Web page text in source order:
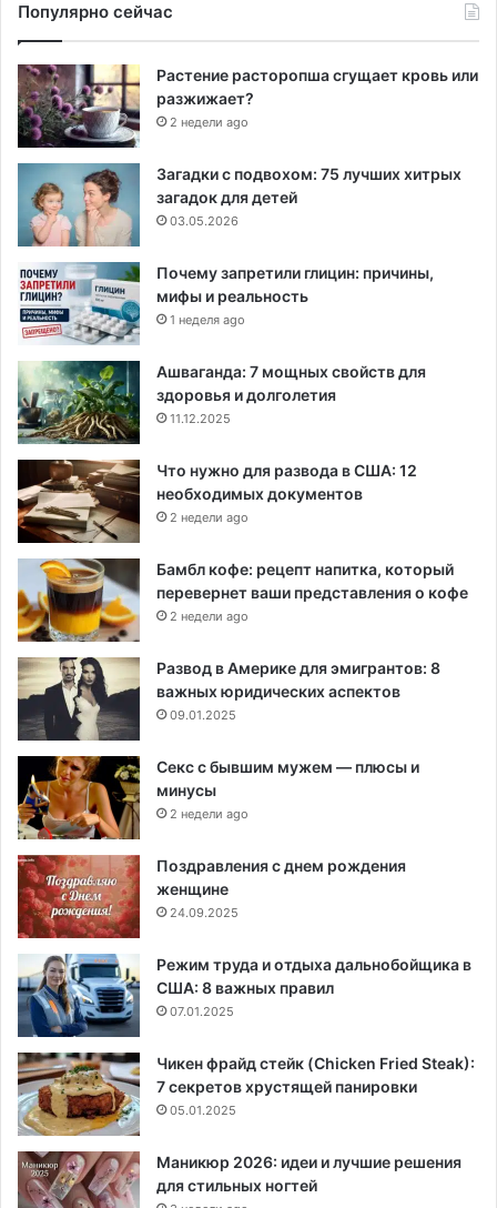
Популярно сейчас
Растение расторопша сгущает кровь или
разжижает?
2 недели ago
Загадки с подвохом: 75 лучших хитрых
загадок для детей
03.05.2026
Почему запретили глицин: причины,
мифы и реальность
1 неделя ago
Ашваганда: 7 мощных свойств для
здоровья и долголетия
11.12.2025
Что нужно для развода в США: 12
необходимых документов
2 недели ago
Бамбл кофе: рецепт напитка, который
перевернет ваши представления о кофе
2 недели ago
Развод в Америке для эмигрантов: 8
важных юридических аспектов
09.01.2025
Секс с бывшим мужем — плюсы и
минусы
2 недели ago
Поздравления с днем рождения
женщине
24.09.2025
Режим труда и отдыха дальнобойщика в
США: 8 важных правил
07.01.2025
Чикен фрайд стейк (Chicken Fried Steak):
7 секретов хрустящей панировки
05.01.2025
Маникюр 2026: идеи и лучшие решения
для стильных ногтей